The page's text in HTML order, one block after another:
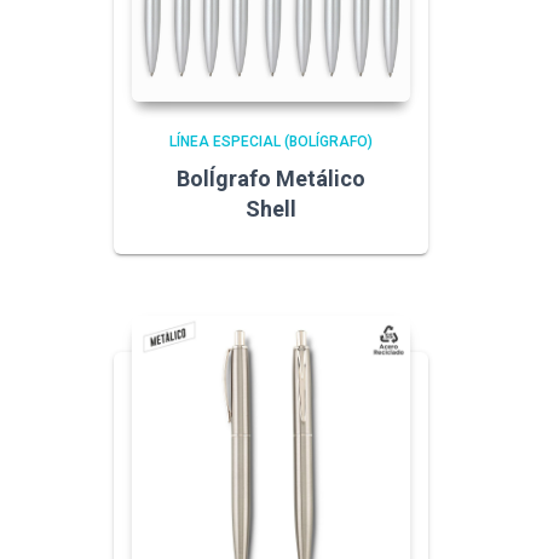
LÍNEA ESPECIAL (BOLÍGRAFO)
BolÍgrafo Metálico
Shell